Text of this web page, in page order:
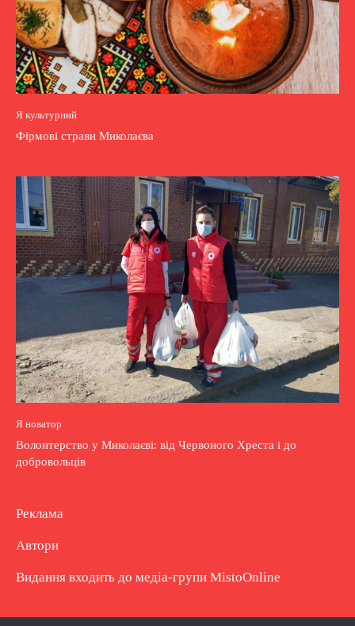
Я культурний
Фірмові страви Миколаєва
Я новатор
Волонтерство у Миколаєві: від Червоного Хреста і до
добровольців
Реклама
Автори
Видання входить до медіа-групи MistoOnline